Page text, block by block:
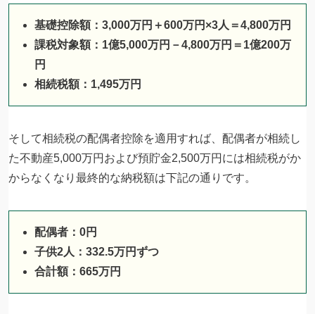
基礎控除額：3,000万円＋600万円×3人＝4,800万円
課税対象額：1億5,000万円－4,800万円＝1億200万
円
相続税額：1,495万円
そして相続税の配偶者控除を適用すれば、配偶者が相続し
た不動産5,000万円および預貯金2,500万円には相続税がか
からなくなり最終的な納税額は下記の通りです。
配偶者：0円
子供2人：332.5万円ずつ
合計額：665万円